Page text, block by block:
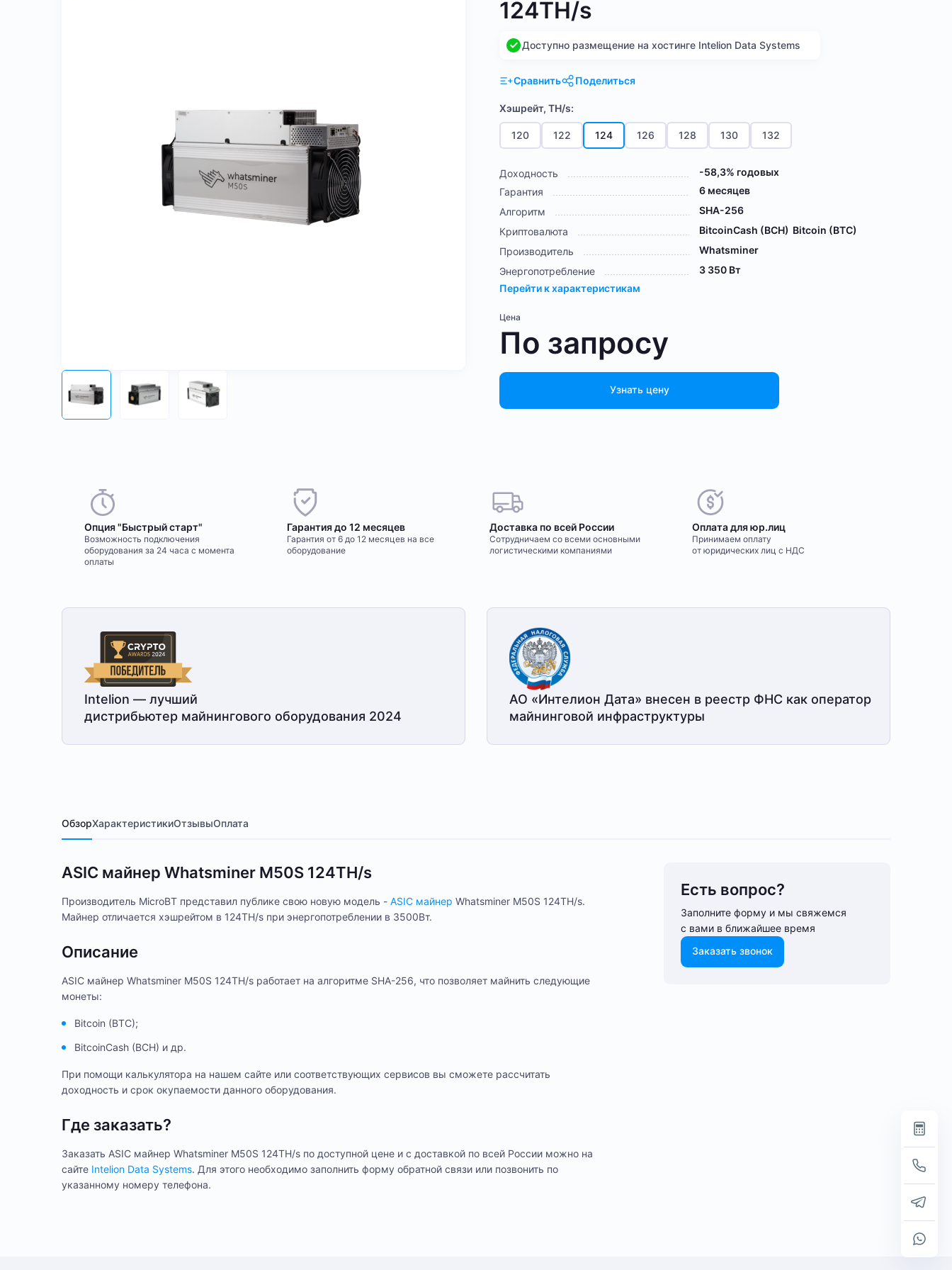
124TH/s
Доступно размещение на хостинге Intelion Data Systems
Сравнить Поделиться
Хэшрейт, TH/s:
120 122 124 126 128 130 132
Доходность
-58,3% годовых
Гарантия
6 месяцев
Алгоритм
SHA-256
Криптовалюта
BitcoinCash (BCH) Bitcoin (BTC)
Производитель
Whatsminer
Энергопотребление
3 350 Вт
Перейти к характеристикам
Цена
По запросу
Узнать цену
Опция "Быстрый старт"
Возможность подключения
оборудования за 24 часа с момента
оплаты
Гарантия до 12 месяцев
Гарантия от 6 до 12 месяцев на все
оборудование
Доставка по всей России
Сотрудничаем со всеми основными
логистическими компаниями
Оплата для юр.лиц
Принимаем оплату
от юридических лиц с НДС
Intelion — лучший
дистрибьютер майнингового оборудования 2024
АО «Интелион Дата» внесен в реестр ФНС как оператор
майнинговой инфраструктуры
ОбзорХарактеристикиОтзывыОплата
ASIC майнер Whatsminer M50S 124TH/s
Производитель MicroBT представил публике свою новую модель - ASIC майнер Whatsminer M50S 124TH/s.
Майнер отличается хэшрейтом в 124TH/s при энергопотреблении в 3500Вт.
Описание
ASIC майнер Whatsminer M50S 124TH/s работает на алгоритме SHA-256, что позволяет майнить следующие
монеты:
Bitcoin (BTC);
BitcoinCash (BCH) и др.
При помощи калькулятора на нашем сайте или соответствующих сервисов вы сможете рассчитать
доходность и срок окупаемости данного оборудования.
Где заказать?
Заказать ASIC майнер Whatsminer M50S 124TH/s по доступной цене и с доставкой по всей России можно на
сайте Intelion Data Systems. Для этого необходимо заполнить форму обратной связи или позвонить по
указанному номеру телефона.
Есть вопрос?
Заполните форму и мы свяжемся
с вами в ближайшее время
Заказать звонок